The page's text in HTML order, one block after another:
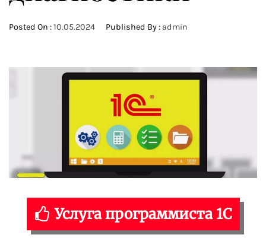
Posted On :10.05.2024 Published By : admin
Услуга программиста 1С